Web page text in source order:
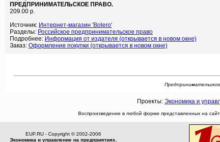
ПРЕДПРИНИМАТЕЛЬСКОЕ ПРАВО.
209.00 р.
Источник: Интернет-магазин 'Bolero'
Разделы: Российское предпринимательское право
Подробнее: Информация от издателя (открывается в новом окне)
Заказ: Оформление покупки (открывается в новом окне)
Проекты: Экономика и
Воспроизведение в любой форме представленных на
EUP.RU - Copyright © 2002-2006
Экономика и управление на предприятиях,